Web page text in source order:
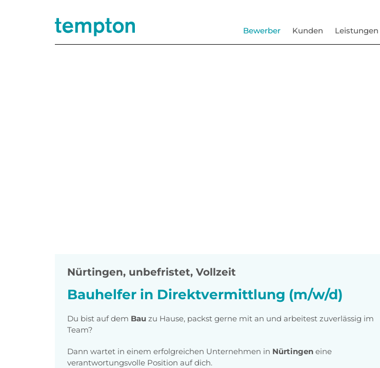
Bewerber Kunden Leistungen
Nürtingen, unbefristet, Vollzeit
Bauhelfer in Direktvermittlung (m/w/d)
Du bist auf dem Bau zu Hause, packst gerne mit an und arbeitest zuverlässig im
Team?
Dann wartet in einem erfolgreichen Unternehmen in Nürtingen eine
verantwortungsvolle Position auf dich.